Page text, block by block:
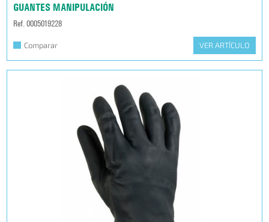
GUANTES MANIPULACIÓN
Ref. 0005019228
Comparar VER ARTÍCULO